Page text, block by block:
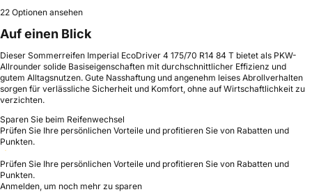
22 Optionen ansehen
Auf einen Blick
Dieser Sommerreifen Imperial EcoDriver 4 175/70 R14 84 T bietet als PKW-
Allrounder solide Basiseigenschaften mit durchschnittlicher Effizienz und
gutem Alltagsnutzen. Gute Nasshaftung und angenehm leises Abrollverhalten
sorgen für verlässliche Sicherheit und Komfort, ohne auf Wirtschaftlichkeit zu
verzichten.
Sparen Sie beim Reifenwechsel
Prüfen Sie Ihre persönlichen Vorteile und profitieren Sie von Rabatten und
Punkten.
Prüfen Sie Ihre persönlichen Vorteile und profitieren Sie von Rabatten und
Punkten.
Anmelden, um noch mehr zu sparen